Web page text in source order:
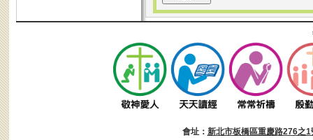
會址： 新北市板橋區重慶路276之1